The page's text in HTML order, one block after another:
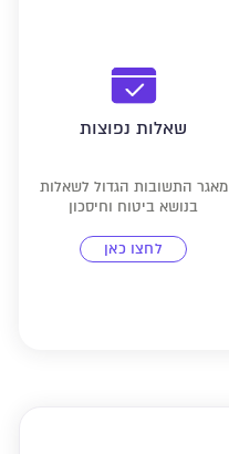
שאלות נפוצות
מאגר התשובות הגדול לשאלות
בנושא ביטוח וחיסכון
לחצו כאן